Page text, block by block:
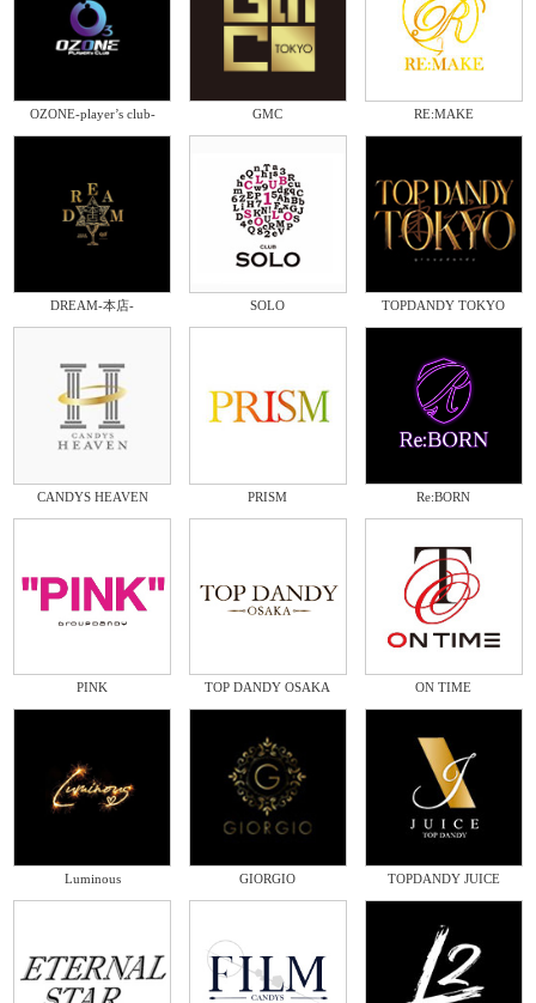
OZONE-player’s club- GMC RE:MAKE
DREAM-本店- SOLO TOPDANDY TOKYO
CANDYS HEAVEN PRISM Re:BORN
PINK TOP DANDY OSAKA ON TIME
Luminous GIORGIO TOPDANDY JUICE